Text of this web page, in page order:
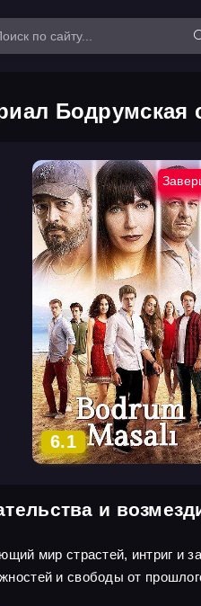
Бодрумская
6.1
и
мир страстей, интриг и
и свободы от